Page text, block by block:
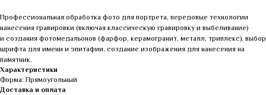
Профессиональная обработка фото для портрета, передовые технологии
нанесения гравировки (включая классическую гравировку и выбеливание)
и создания фотомедальонов (фарфор, керамогранит, металл, триплекс), выбор
шрифта для имени и эпитафии, создание изображения для нанесения на
памятник.
Характеристики
Форма: Прямоугольный
Доставка и оплата